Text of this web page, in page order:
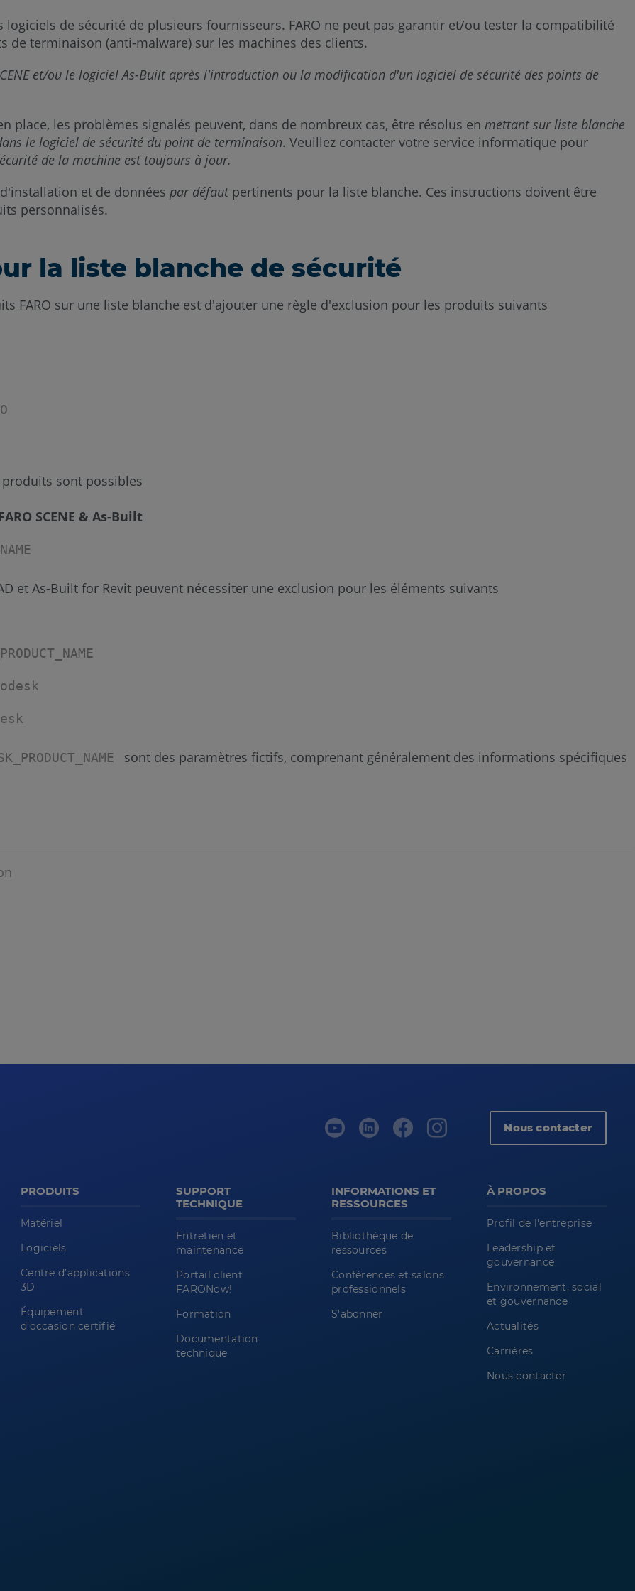
logiciels de sécurité de plusieurs fournisseurs. FARO ne peut pas garantir et/ou tester la compatibilité
de terminaison (anti-malware) sur les machines des clients.
et/ou le logiciel As-Built après l'introduction ou la modification d'un logiciel de sécurité des points de
place, les problèmes signalés peuvent, dans de nombreux cas, être résolus en mettant sur liste blanche
le logiciel de sécurité du point de terminaison. Veuillez contacter votre service informatique pour
de la machine est toujours à jour.
et de données par défautpertinents pour la liste blanche. Ces instructions doivent être
personnalisés.
la liste blanche de sécurité
FARO sur une liste blanche est d'ajouter une règle d'exclusion pour les produits suivants
sont possibles
SCENE & As-Built
et As-Built for Revit peuvent nécessiter une exclusion pour les éléments suivants
sont des paramètres fictifs, comprenant généralement des informations spécifiques
Nous contacter
PRODUITS
Matériel
Logiciels
Centre d'applications
3D
Équipement
d'occasion certifié
SUPPORT
TECHNIQUE
Entretien et
maintenance
Portail client
FARONow!
Formation
Documentation
technique
INFORMATIONS ET
RESSOURCES
Bibliothèque de
ressources
Conférences et salons
professionnels
S'abonner
À PROPOS
Profil de l'entreprise
Leadership et
gouvernance
Environnement, social
et gouvernance
Actualités
Carrières
Nous contacter